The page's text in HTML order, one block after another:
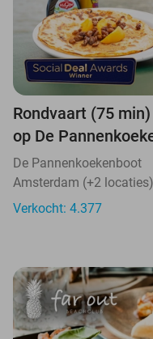
Rondvaart (75
op De
De Pannenkoekenboot
Amsterdam (+2 locaties)
Verkocht: 4.377